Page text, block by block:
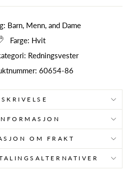
Barn, Menn, and Dame
Farge: Hvit
Redningsvester
60654-86
OM FRAKT